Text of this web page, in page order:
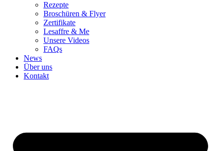
Rezepte
Broschüren & Flyer
Zertifikate
Lesaffre & Me
Unsere Videos
FAQs
News
Über uns
Kontakt